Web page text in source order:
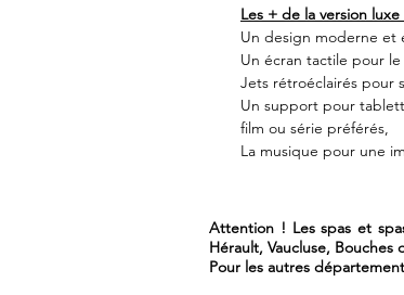
Les + de la version luxe
Un design moderne et
Un écran tactile pour
Jets rétroéclairés pour
Un support pour
film ou série préférés,
La musique pour une
Attention ! Les spas et
Hérault, Vaucluse, Bouches
Pour les autres